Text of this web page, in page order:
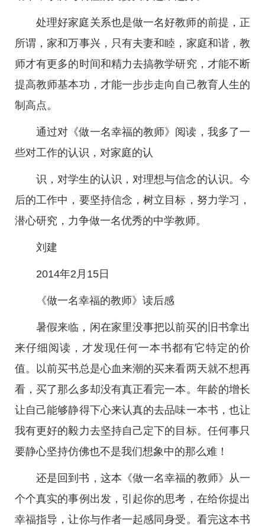
处理好家庭关系也是做一名好教师的前提，正
所谓，家和万事兴，只有夫妻和睦，家庭和谐，教
师才有更多的时间和精力去搞教学研究，才能不断
提高教师基本功，才能一步步走向自己教育人生的
制高点。
通过对《做一名幸福的教师》阅读，我多了一
些对工作的认识，对家庭的认
识，对学生的认识，对理想与信念的认识。今
后的工作中，要坚持信念，树立目标，努力学习，
潜心研究，力争做一名优秀的中学教师。
刘建
2014年2月15日
《做一名幸福的教师》读后感
暑假来临，闲在家里没事把以前买的旧书拿出
来仔细阅读，才发现任何一本书都有它特定的价
值。以前买书总是心血来潮的买来看两天就不想再
看，买了那么多却没有真正看完一本。年龄的增长
让自己能够静得下心来认真的去品味一本书，也让
我有更好的毅力去坚持自己定下的目标。任何事只
要静心坚持仿佛也不是我们想象中的那么难！
还是回到书，这本《做一名幸福的教师》从一
个个真实的事例出发，引起你的思考，在给你提出
幸福指导，让你与作者一起感同身受。看完这本书